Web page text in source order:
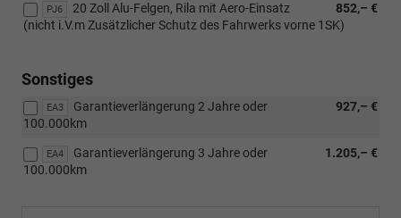
PJ6 852,– €
20 Zoll Alu-Felgen, Rila mit Aero-Einsatz
(nicht i.V.m Zusätzlicher Schutz des Fahrwerks vorne 1SK)
Sonstiges
EA3 927,– €
Garantieverlängerung 2 Jahre oder
100.000km
EA4 1.205,– €
Garantieverlängerung 3 Jahre oder
100.000km